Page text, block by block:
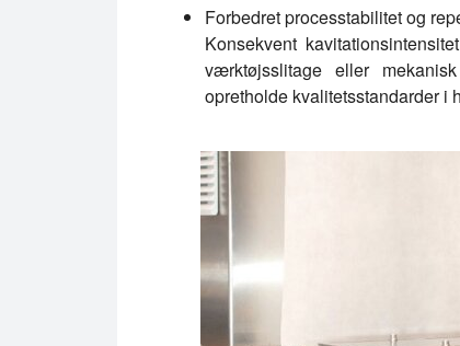
Forbedret processtabilitet og
Konsekvent
værktøjsslitage eller
opretholde kvalitetsstandarder i